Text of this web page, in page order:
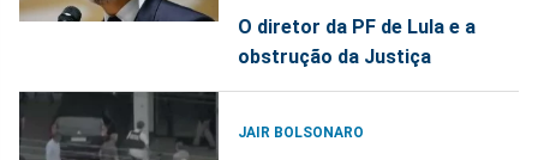
O diretor da PF de Lula e a
obstrução da Justiça
JAIR BOLSONARO